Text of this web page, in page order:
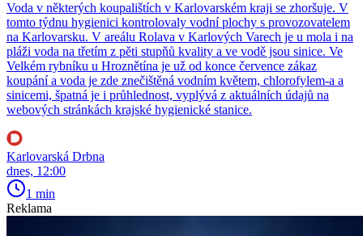
Voda v některých koupalištích v Karlovarském kraji se zhoršuje. V
tomto týdnu hygienici kontrolovaly vodní plochy s provozovatelem
na Karlovarsku. V areálu Rolava v Karlových Varech je u mola i na
pláži voda na třetím z pěti stupňů kvality a ve vodě jsou sinice. Ve
Velkém rybníku u Hroznětína je už od konce července zákaz
koupání a voda je zde znečištěná vodním květem, chlorofylem-a a
sinicemi, špatná je i průhlednost, vyplývá z aktuálních údajů na
webových stránkách krajské hygienické stanice.
Karlovarská Drbna
dnes, 12:00
1 min
Reklama